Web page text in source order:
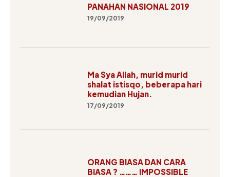
PANAHAN NASIONAL 2019
19/09/2019
Ma Sya Allah, murid murid
shalat istisqo, beberapa hari
kemudian Hujan.
17/09/2019
ORANG BIASA DAN CARA
BIASA ? ……… IMPOSSIBLE